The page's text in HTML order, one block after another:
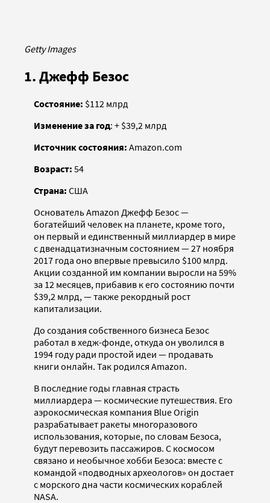
Getty Images
1. Джефф Безос
Состояние: $112 млрд
Изменение за год: + $39,2 млрд
Источник состояния: Amazon.com
Возраст: 54
Страна: США
Основатель Amazon Джефф Безос —
богатейший человек на планете, кроме того,
он первый и единственный миллиардер в мире
с двенадцатизначным состоянием — 27 ноября
2017 года оно впервые превысило $100 млрд.
Акции созданной им компании выросли на 59%
за 12 месяцев, прибавив к его состоянию почти
$39,2 млрд, — также рекордный рост
капитализации.
До создания собственного бизнеса Безос
работал в хедж-фонде, откуда он уволился в
1994 году ради простой идеи — продавать
книги онлайн. Так родился Amazon.
В последние годы главная страсть
миллиардера — космические путешествия. Его
аэрокосмическая компания Blue Origin
разрабатывает ракеты многоразового
использования, которые, по словам Безоса,
будут перевозить пассажиров. С космосом
связано и необычное хобби Безоса: вместе с
командой «подводных археологов» он достает
с морского дна части космических кораблей
NASA.